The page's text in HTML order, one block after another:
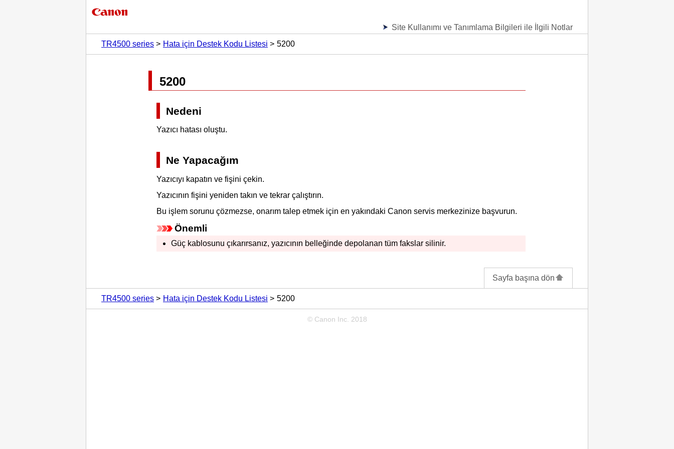
Site Kullanımı ve Tanımlama Bilgileri ile İlgili Notlar
TR4500 series
Hata için Destek Kodu Listesi 5200
5200
Nedeni
Yazıcı hatası oluştu.
Ne Yapacağım
Yazıcıyı kapatın ve fişini çekin.
Yazıcının fişini yeniden takın ve tekrar çalıştırın.
Bu işlem sorunu çözmezse, onarım talep etmek için en yakındaki Canon servis merkezinize başvurun.
Önemli
Güç kablosunu çıkarırsanız, yazıcının belleğinde depolanan tüm fakslar silinir.
Sayfa başına dön
TR4500 series Hata için Destek Kodu Listesi 5200
© Canon Inc. 2018